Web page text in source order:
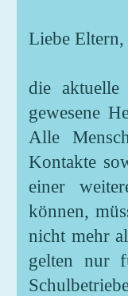
Liebe Eltern,
die
gewesene
Alle
Kontakte
einer
können,
nicht mehr
gelten nur